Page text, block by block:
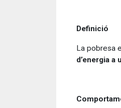
Definició
La pobresa
d’energia